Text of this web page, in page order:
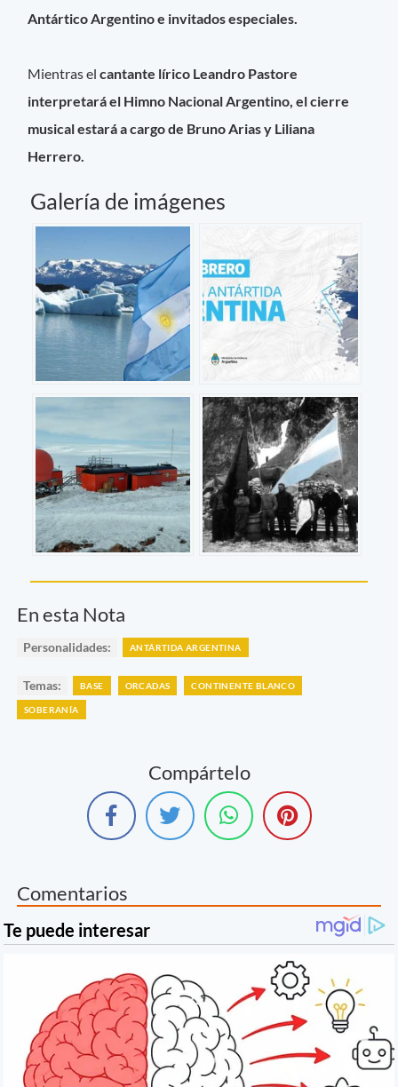
Antártico Argentino e invitados especiales.
Mientras elcantante lírico Leandro Pastore
interpretará el Himno Nacional Argentino, el cierre
musical estará a cargo de Bruno Arias y Liliana
Herrero.
Galería de imágenes
En esta Nota
Personalidades: ANTÁRTIDA ARGENTINA
Temas: BASE ORCADAS CONTINENTE BLANCO
SOBERANÍA
Compártelo
Comentarios